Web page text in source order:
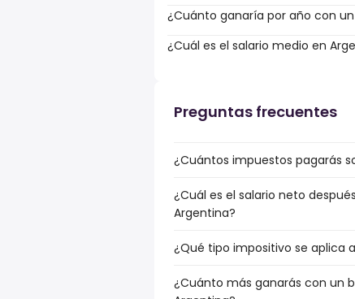
¿Cuánto ganaría por año con
¿Cuál es el salario medio en
Preguntas frecuentes
¿Cuántos impuestos pagarás
¿Cuál es el salario neto
Argentina?
¿Qué tipo impositivo se aplica
¿Cuánto más ganarás con un